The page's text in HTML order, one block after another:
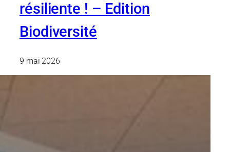
résiliente ! – Edition
Biodiversité
9 mai 2026